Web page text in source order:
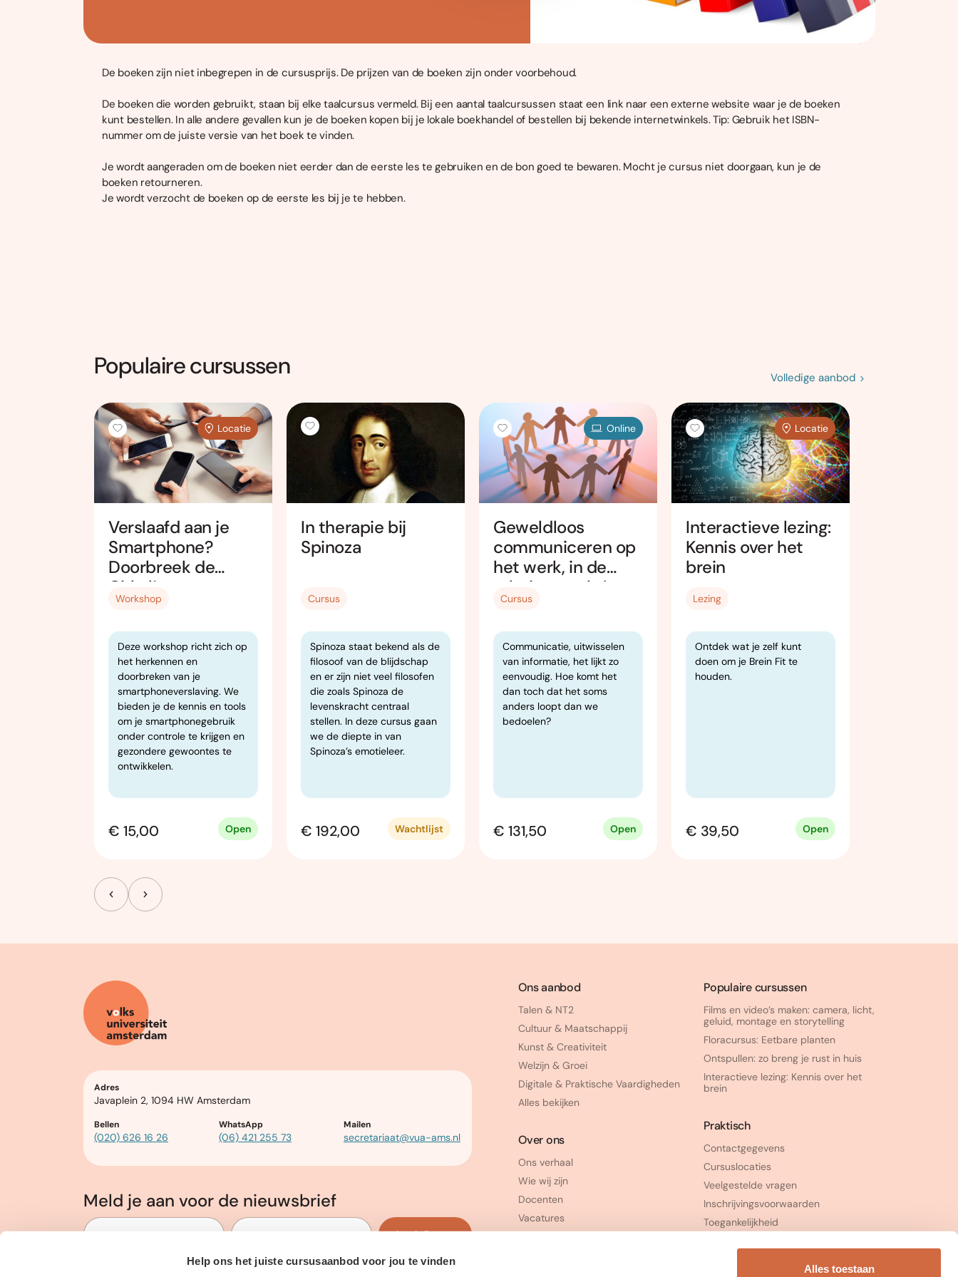
Help ons het juiste cursusaanbod voor jou te vinden
Alles toestaan
De boeken zijn niet inbegrepen in de cursusprijs. De prijzen van de boeken zijn onder voorbehoud.
De boeken die worden gebruikt, staan bij elke taalcursus vermeld. Bij een aantal taalcursussen staat een link naar een externe website waar je de boeken
kunt bestellen. In alle andere gevallen kun je de boeken kopen bij je lokale boekhandel of bestellen bij bekende internetwinkels. Tip: Gebruik het ISBN-
nummer om de juiste versie van het boek te vinden.
Je wordt aangeraden om de boeken niet eerder dan de eerste les te gebruiken en de bon goed te bewaren. Mocht je cursus niet doorgaan, kun je de
boeken retourneren.
Je wordt verzocht de boeken op de eerste les bij je te hebben.
Populaire cursussen Volledige aanbod
Locatie
Verslaafd aan je
Smartphone?
Doorbreek de
Cirkel!
Workshop
Deze workshop richt zich op
het herkennen en
doorbreken van je
smartphoneverslaving. We
bieden je de kennis en tools
om je smartphonegebruik
onder controle te krijgen en
gezondere gewoontes te
ontwikkelen.
€ 15,00 Open
In therapie bij
Spinoza
Cursus
Spinoza staat bekend als de
filosoof van de blijdschap
en er zijn niet veel filosofen
die zoals Spinoza de
levenskracht centraal
stellen. In deze cursus gaan
we de diepte in van
Spinoza’s emotieleer.
€ 192,00 Wachtlijst
Online
Geweldloos
communiceren op
het werk, in de
relatie en privé
Cursus
Communicatie, uitwisselen
van informatie, het lijkt zo
eenvoudig. Hoe komt het
dan toch dat het soms
anders loopt dan we
bedoelen?
€ 131,50 Open
Locatie
Interactieve lezing:
Kennis over het
brein
Lezing
Ontdek wat je zelf kunt
doen om je Brein Fit te
houden.
€ 39,50 Open
Adres
Javaplein 2, 1094 HW Amsterdam
Bellen
(020) 626 16 26
WhatsApp
(06) 421 255 73
Mailen
secretariaat@vua-ams.nl
Meld je aan voor de nieuwsbrief
Inschrijven
Ons aanbod
Talen & NT2
Cultuur & Maatschappij
Kunst & Creativiteit
Welzijn & Groei
Digitale & Praktische Vaardigheden
Alles bekijken
Over ons
Ons verhaal
Wie wij zijn
Docenten
Vacatures
Populaire cursussen
Films en video’s maken: camera, licht,
geluid, montage en storytelling
Floracursus: Eetbare planten
Ontspullen: zo breng je rust in huis
Interactieve lezing: Kennis over het
brein
Praktisch
Contactgegevens
Cursuslocaties
Veelgestelde vragen
Inschrijvingsvoorwaarden
Toegankelijkheid